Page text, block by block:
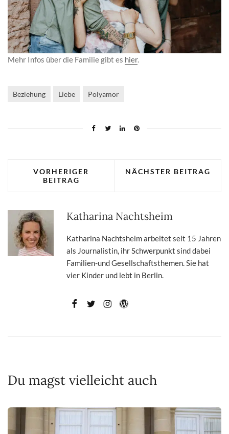
Mehr Infos über die Familie gibt es hier.
Beziehung Liebe Polyamor
VORHERIGER
BEITRAG
NÄCHSTER BEITRAG
Katharina Nachtsheim
Katharina Nachtsheim arbeitet seit 15 Jahren
als Journalistin, ihr Schwerpunkt sind dabei
Familien-und Gesellschaftsthemen. Sie hat
vier Kinder und lebt in Berlin.
Du magst vielleicht auch